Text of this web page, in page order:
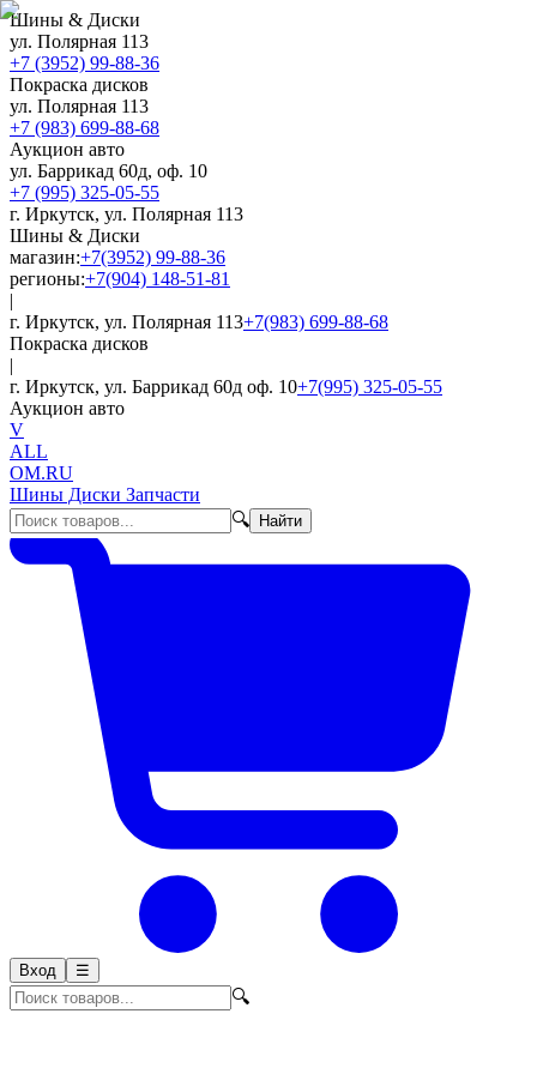
Шины & Диски
ул. Полярная 113
+7 (3952) 99-88-36
Покраска дисков
ул. Полярная 113
+7 (983) 699-88-68
Аукцион авто
ул. Баррикад 60д, оф. 10
+7 (995) 325-05-55
г. Иркутск, ул. Полярная 113
Шины & Диски
магазин:+7(3952) 99-88-36
регионы:+7(904) 148-51-81
|
г. Иркутск, ул. Полярная 113+7(983) 699-88-68
Покраска дисков
|
г. Иркутск, ул. Баррикад 60д оф. 10+7(995) 325-05-55
Аукцион авто
V
ALL
OM.RU
Шины Диски Запчасти
🔍
Найти
Вход ☰
🔍